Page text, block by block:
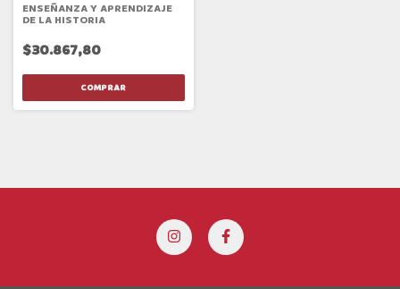
ENSEÑANZA Y APRENDIZAJE
DE LA HISTORIA
$30.867,80